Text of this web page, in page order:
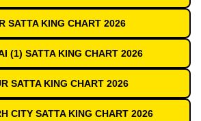
SATTA KING CHART 2026
(1) SATTA KING CHART 2026
SATTA KING CHART 2026
CITY SATTA KING CHART 2026